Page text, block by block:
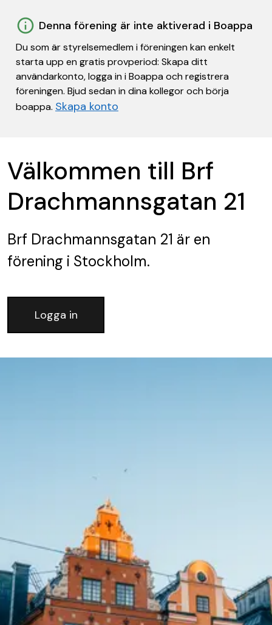
Denna förening är inte aktiverad i Boappa
Du som är styrelsemedlem i föreningen kan enkelt
starta upp en gratis provperiod: Skapa ditt
användarkonto, logga in i Boappa och registrera
föreningen. Bjud sedan in dina kollegor och börja
boappa. Skapa konto
Välkommen till Brf
Drachmannsgatan 21
Brf Drachmannsgatan 21 är en
förening i Stockholm.
Logga in